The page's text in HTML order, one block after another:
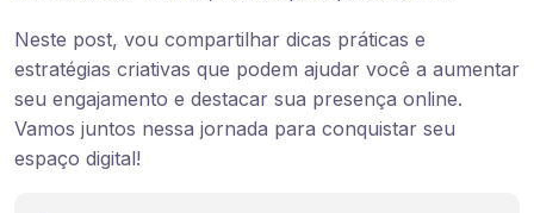
Neste post, vou compartilhar dicas práticas e
estratégias criativas que podem ajudar você a aumentar
seu engajamento e destacar sua presença online.
Vamos juntos nessa jornada para conquistar seu
espaço digital!